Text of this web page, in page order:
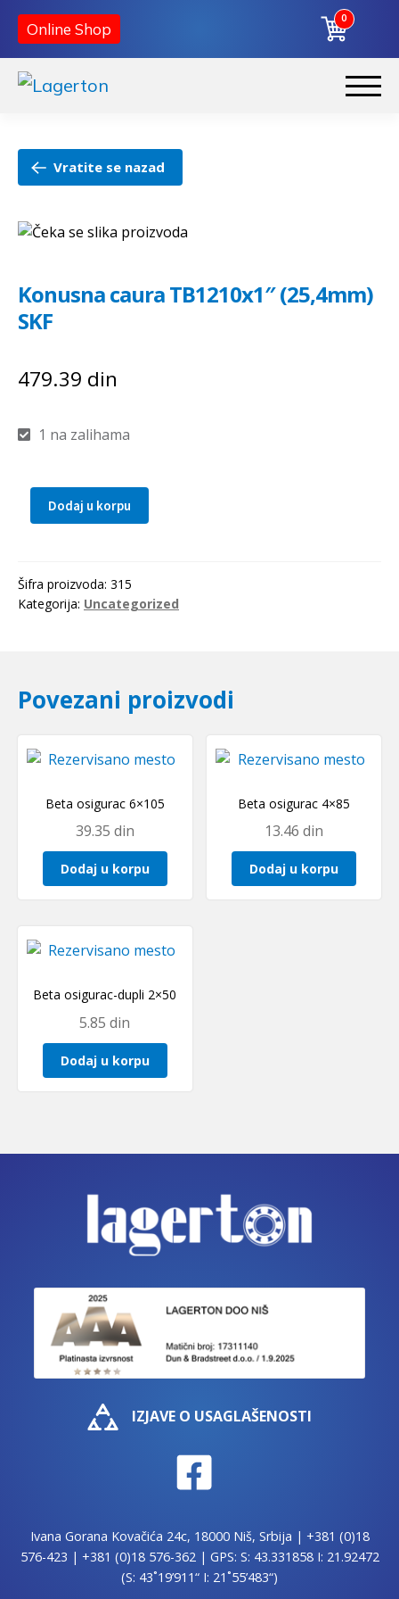
Online Shop
0
navigaciju
sadržaj
PočetnaVratite se nazad
Konusna caura TB1210x1″ (25,4mm)
SKF
479.39 din
1 na zalihama
Konusna
(25,4mm)
SKF
Dodaj u korpu
Šifra proizvoda: 315
Kategorija: Uncategorized
Povezani proizvodi
Beta osigurac 6×105
39.35 din
Dodaj u korpu
Beta osigurac 4×85
13.46din
Dodaj u korpu
Beta osigurac-dupli 2×50
5.85din
Dodaj u korpu
IZJAVE O USAGLAŠENOSTI
Ivana Gorana Kovačića 24c, 18000 Niš, Srbija | +381 (0)18
576-423 | +381 (0)18 576-362| GPS: S: 43.331858 I: 21.92472
(S: 43˚19’911“ I: 21˚55’483“)